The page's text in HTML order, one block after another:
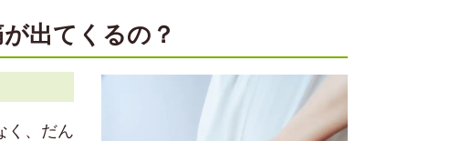
出てくるの？
く、だん